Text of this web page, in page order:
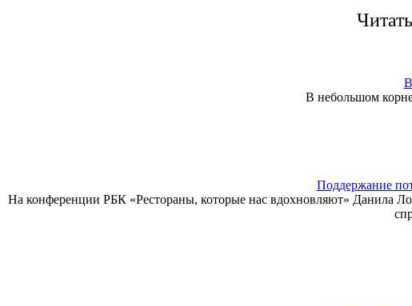
В небольшом
Поддержание
На конференции РБК «Рестораны, которые нас вдохновляют» Данила